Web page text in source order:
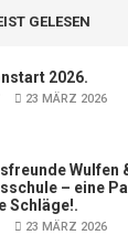
GELESEN
2026.
23 MÄRZ 2026
Wulfen
– eine
Schläge!.
23 MÄRZ 2026